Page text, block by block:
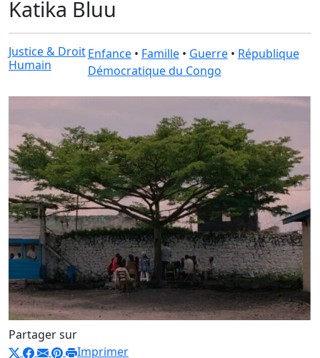
Katika Bluu
Justice & Droit
Humain
Enfance• Famille• Guerre• République
Démocratique du Congo
Partager sur
Imprimer